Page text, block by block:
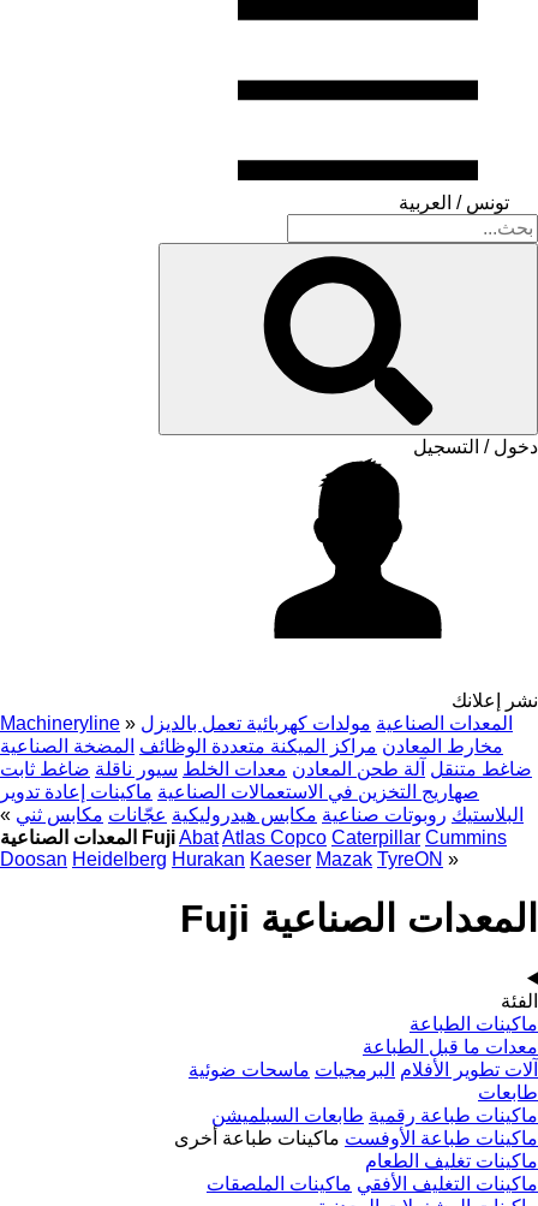
تونس / العربية
دخول / التسجيل
نشر إعلانك
Machineryline » المعدات الصناعية مولدات كهربائية تعمل بالديزل
مخارط المعادن مراكز الميكنة متعددة الوظائف المضخة الصناعية
ضاغط متنقل آلة طحن المعادن معدات الخلط سيور ناقلة ضاغط ثابت
صهاريج التخزين في الاستعمالات الصناعية ماكينات إعادة تدوير
البلاستيك روبوتات صناعية مكابس هيدروليكية عجّانات مكابس ثني »
المعدات الصناعية FujiAbatAtlas Copco Caterpillar Cummins
Doosan Heidelberg Hurakan Kaeser Mazak TyreON »
المعدات الصناعية Fuji
الفئة
ماكينات الطباعة
معدات ما قبل الطباعة
آلات تطوير الأفلام البرمجيات ماسحات ضوئية
طابعات
ماكينات طباعة رقمية طابعات السبلميشن
ماكينات طباعة الأوفست ماكينات طباعة أخرى
ماكينات تغليف الطعام
ماكينات التغليف الأفقي ماكينات الملصقات